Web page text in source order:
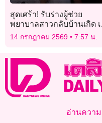
สุดเศร้า! รับร่างผู้ช่วย
พยาบาลสาวกลับบ้านเกิด เ
แต่งงานไม่ถึงเดือน ป้าเผยฝั
ร้ายเป็นลาง
14 กรกฎาคม 2569 7:57 น.
อ่านความ